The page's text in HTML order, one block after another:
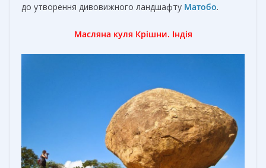
до утворення дивовижного ландшафту Матобо.
Масляна куля Крішни. Індія